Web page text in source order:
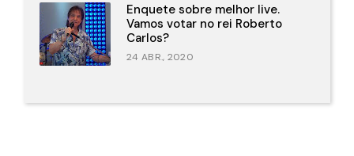
Enquete sobre melhor live.
Vamos votar no rei Roberto
Carlos?
24 ABR., 2020